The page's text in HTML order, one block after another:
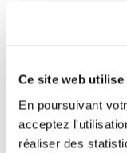
Ce site web utilise
En poursuivant
acceptez
réaliser des